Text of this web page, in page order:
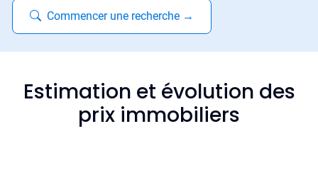
Commencer une recherche →
Estimation et évolution des
prix immobiliers